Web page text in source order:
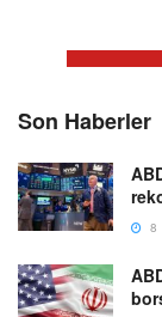
Son Haberler
8